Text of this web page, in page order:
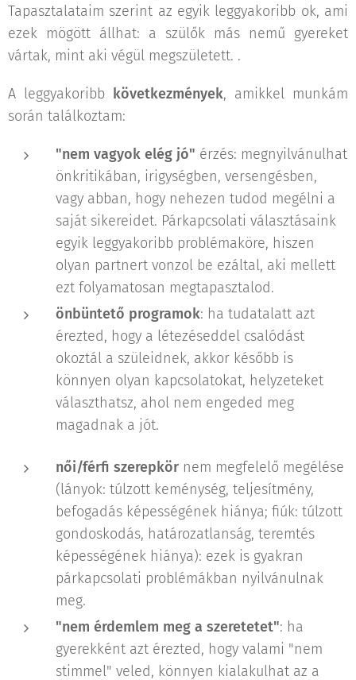
Tapasztalataim szerint az egyik leggyakoribb ok, ami
ezek mögött állhat: a szülők más nemű gyereket
vártak, mint aki végül megszületett. .
A leggyakoribb következmények, amikkel munkám
során találkoztam:
"nem vagyok elég jó" érzés: megnyilvánulhat
önkritikában, irigységben, versengésben,
vagy abban, hogy nehezen tudod megélni a
saját sikereidet. Párkapcsolati választásaink
egyik leggyakoribb problémaköre, hiszen
olyan partnert vonzol be ezáltal, aki mellett
ezt folyamatosan megtapasztalod.
önbüntető programok: ha tudatalatt azt
érezted, hogy a létezéseddel csalódást
okoztál a szüleidnek, akkor később is
könnyen olyan kapcsolatokat, helyzeteket
választhatsz, ahol nem engeded meg
magadnak a jót.
női/férfi szerepkör nem megfelelő megélése
(lányok: túlzott keménység, teljesítmény,
befogadás képességének hiánya; fiúk: túlzott
gondoskodás, határozatlanság, teremtés
képességének hiánya): ezek is gyakran
párkapcsolati problémákban nyilvánulnak
meg.
"nem érdemlem meg a szeretetet": ha
gyerekként azt érezted, hogy valami "nem
stimmel" veled, könnyen kialakulhat az a